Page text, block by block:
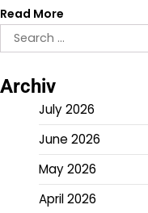
Read More
Search
for:
Archiv
July 2026
June 2026
May 2026
April 2026